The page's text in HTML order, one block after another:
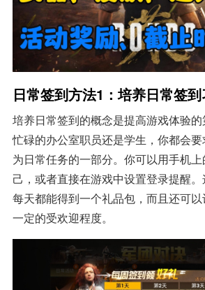
日常签到方法1：培养日常签
培养日常签到的概念是提高游戏体验
忙碌的办公室职员还是学生，你都会
为日常任务的一部分。你可以用手机
己，或者直接在游戏中设置登录提醒
每天都能得到一个礼品包，而且还可
一定的受欢迎程度。